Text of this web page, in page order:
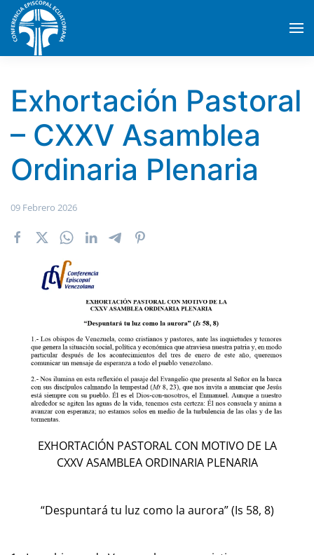
Skip to main content
Exhortación Pastoral
– CXXV Asamblea
Ordinaria Plenaria
09 Febrero 2026
EXHORTACIÓN PASTORAL CON MOTIVO DE LA
CXXV ASAMBLEA ORDINARIA PLENARIA
“Despuntará tu luz como la aurora” (Is 58, 8)